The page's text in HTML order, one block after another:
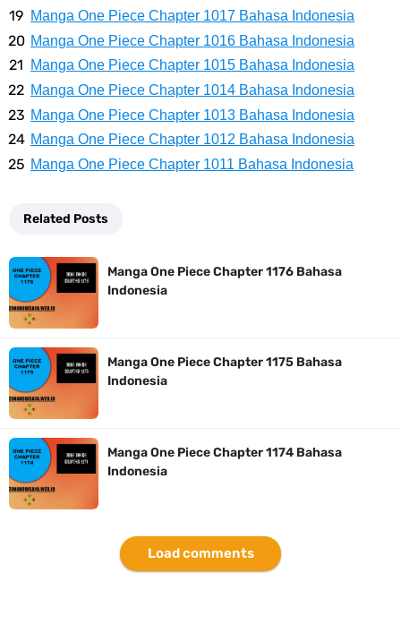
Lakukan Sendiri
7 Fakta Gaban One Piece, Orang Yang Telah Memberikan Kunci Borgol
Milik Loki
Profil Slamet Rahardjo, Aktor Dengan Peran Penting Dalam Perfilman
Bersama Keluarga
Arti Bendera Seychelles, Negara Kepulauan Yang Terletak Di
Samudra Hindia
Cara Bayar Akulaku Lewat Gopay, Sangat Mudah Dan Tidak Ribet
Sama Sekali
7 Fakta Queen One Piece, All Star Yang Jadi Penanggung Jawab
Penjara Udon
Manga One Piece Chapter 1017 Bahasa Indonesia
Manga One Piece Chapter 1016 Bahasa Indonesia
Manga One Piece Chapter 1015 Bahasa Indonesia
Manga One Piece Chapter 1014 Bahasa Indonesia
Manga One Piece Chapter 1013 Bahasa Indonesia
Manga One Piece Chapter 1012 Bahasa Indonesia
Manga One Piece Chapter 1011 Bahasa Indonesia
Related Posts
Manga One Piece Chapter 1176 Bahasa
Indonesia
Manga One Piece Chapter 1175 Bahasa
Indonesia
Manga One Piece Chapter 1174 Bahasa
Indonesia
Load comments